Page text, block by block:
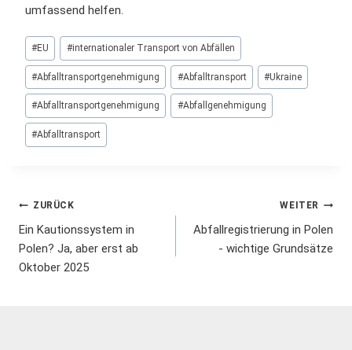
umfassend helfen.
Schlagworte:
#EU #internationaler Transport von Abfällen
#Abfalltransportgenehmigung #Abfalltransport #Ukraine
#Abfalltransportgenehmigung #Abfallgenehmigung
#Abfalltransport
Beitrags-
Navigation
ZURÜCK
Ein Kautionssystem in
Polen? Ja, aber erst ab
Oktober 2025
WEITER
Abfallregistrierung in Polen
- wichtige Grundsätze